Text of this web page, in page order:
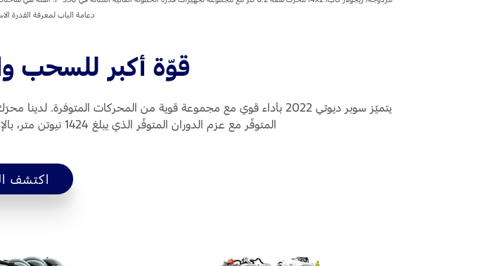
دعامة الباب لمعرفة القدرة
قوّة أكبر للسحب
المتوفّر مع عزم الدوران المتوفّر الذي يبلغ 1424 نيوتن متر، بالإضافة إلى محرّك V8 سعة 6.2 لتر العامل بالبنزين المتوفّر
اكتشف